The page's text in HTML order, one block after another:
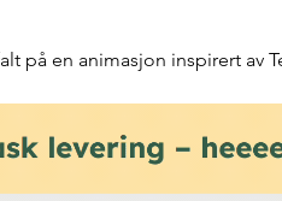
på en animasjon inspirert av